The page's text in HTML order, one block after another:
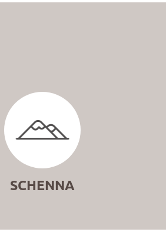
SCHENNA